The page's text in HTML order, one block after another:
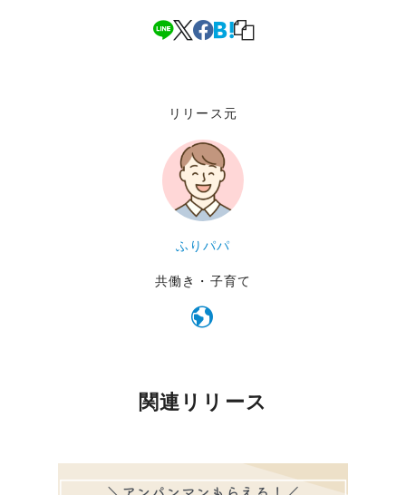
リリース元
ふりパパ
共働き・子育て
関連リリース